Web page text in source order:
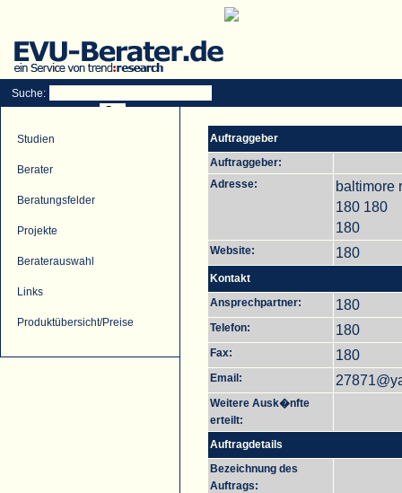
Suche:
Studien
Berater
Beratungsfelder
Projekte
Beraterauswahl
Links
Produktübersicht/Preise
Auftraggeber
Auftraggeber:
Adresse:
baltimore
180 180
180
Website: 180
Kontakt
Ansprechpartner:
180
Telefon: 180
Fax: 180
Email:
Weitere Ausk�nfte
erteilt:
Auftragdetails
Bezeichnung des
Auftrags: